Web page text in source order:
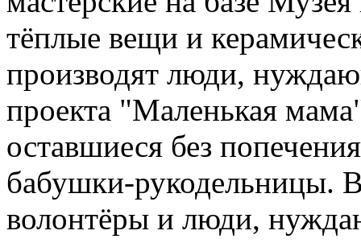
тёплые вещи и
производят люди,
проекта "Маленькая
оставшиеся без
бабушки-рукодельницы.
волонтёры и люди,